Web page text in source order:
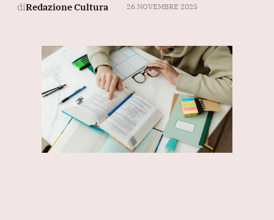
diRedazione Cultura 26 NOVEMBRE 2025